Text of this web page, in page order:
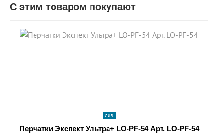
С этим товаром покупают
shopping_cart В КОРЗИНУ
СИЗ
Перчатки Экспект Ультра+ LO-PF-54 Арт. LO-PF-54